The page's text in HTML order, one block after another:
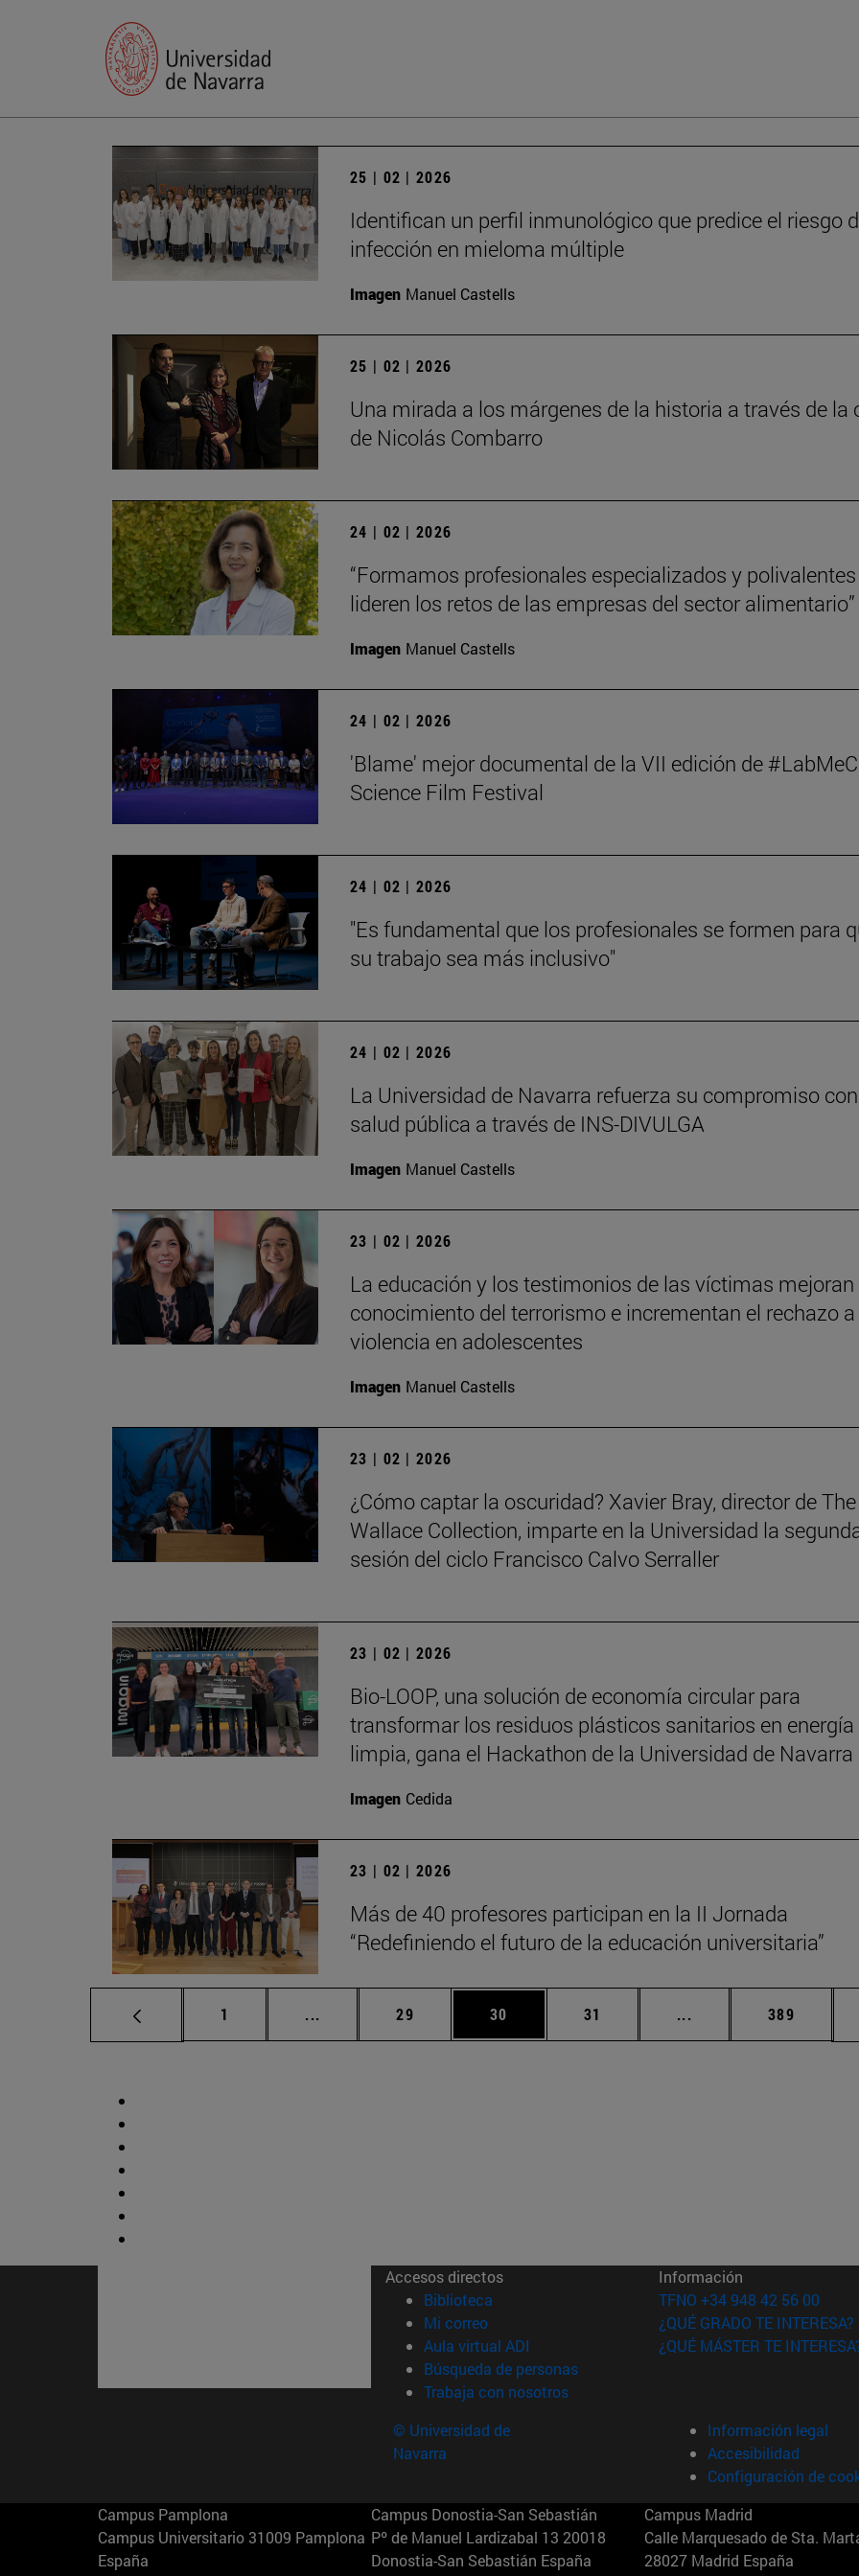
25 | 02 | 2026
Identifican un perfil inmunológico que predice el riesgo
infección en mieloma múltiple
Imagen Manuel Castells
25 | 02 | 2026
Una mirada a los márgenes de la historia a través de la
de Nicolás Combarro
24 | 02 | 2026
“Formamos profesionales especializados y
lideren los retos de las empresas del sector alimentario”
Imagen Manuel Castells
24 | 02 | 2026
'Blame' mejor documental de la VII edición de
Science Film Festival
24 | 02 | 2026
"Es fundamental que los profesionales se formen para
su trabajo sea más inclusivo"
24 | 02 | 2026
La Universidad de Navarra refuerza su compromiso
salud pública a través de INS-DIVULGA
Imagen Manuel Castells
23 | 02 | 2026
La educación y los testimonios de las víctimas mejoran
conocimiento del terrorismo e incrementan el rechazo
violencia en adolescentes
Imagen Manuel Castells
23 | 02 | 2026
¿Cómo captar la oscuridad? Xavier Bray, director de The
Wallace Collection, imparte en la Universidad la
sesión del ciclo Francisco Calvo Serraller
23 | 02 | 2026
Bio-LOOP, una solución de economía circular para
transformar los residuos plásticos sanitarios en energía
limpia, gana el Hackathon de la Universidad de Navarra
Imagen Cedida
23 | 02 | 2026
Más de 40 profesores participan en la II Jornada
“Redefiniendo el futuro de la educación universitaria”
Página
1 ... Páginas intermedias Use TAB para desplazarse.
Página
29 Página
30 Página
31 ... Páginas intermedias
Página
389
Accesos directos
Biblioteca (abre en nueva ventana)
Mi correo(abre en nueva ventana)
Aula virtual ADI (abre en nueva ventana)
Búsqueda de personas(abre en nueva ventana)
Trabaja con nosotros(abre en nueva ventana)
Información
TFNO +34 948 42 56 00
¿QUÉ GRADO TE INTERESA?
¿QUÉ MÁSTER TE
© Universidad de
Navarra
Información legal
Accesibilidad
Configuración de
Campus Pamplona
Campus Universitario 31009 Pamplona
España
Campus Donostia-San Sebastián
Pº de Manuel Lardizabal 13 20018
Donostia-San Sebastián España
Campus Madrid
Calle Marquesado de Sta.
28027 Madrid España